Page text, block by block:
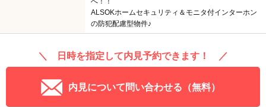
ALSOKホームセキュリティ＆モニタ付インターホン
の防犯配慮型物件♪
＼ 日時を指定して内見予約できます！ ／
内見について問い合わせる（無料）